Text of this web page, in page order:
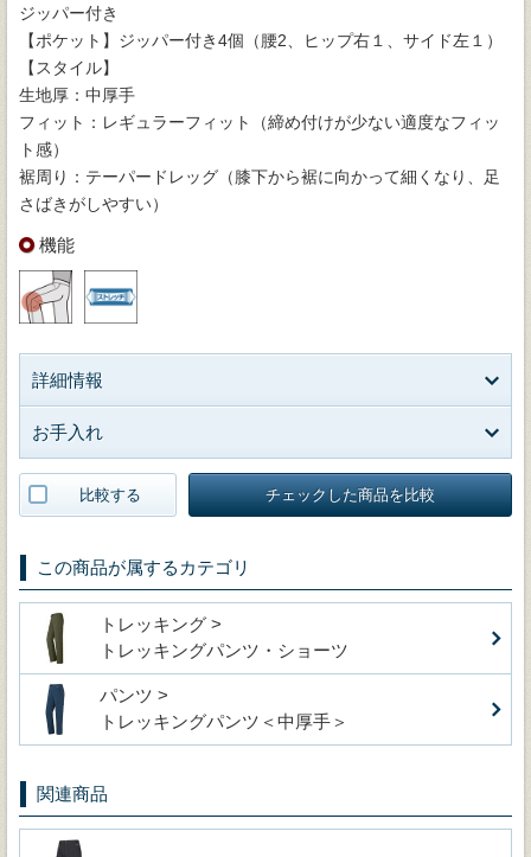
ジッパー付き
【ポケット】ジッパー付き4個（腰2、ヒップ右１、サイド左１）
【スタイル】
生地厚：中厚手
フィット：レギュラーフィット（締め付けが少ない適度なフィッ
ト感）
裾周り：テーパードレッグ（膝下から裾に向かって細くなり、足
さばきがしやすい）
機能
詳細情報
お手入れ
比較する チェックした商品を比較
この商品が属するカテゴリ
トレッキング >
トレッキングパンツ・ショーツ
パンツ >
トレッキングパンツ＜中厚手＞
関連商品